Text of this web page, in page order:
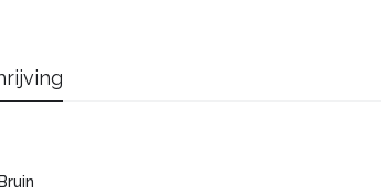
Bruin